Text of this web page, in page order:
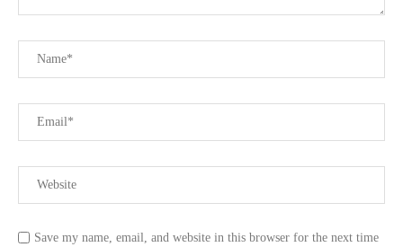
Save my name, email, and website in this browser for the next time